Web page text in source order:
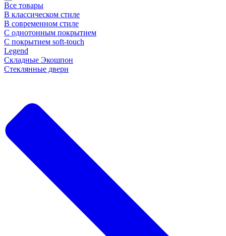
Все товары
В классическом стиле
В современном стиле
С однотонным покрытием
С покрытием soft-touch
Legend
Складные Экошпон
Стеклянные двери